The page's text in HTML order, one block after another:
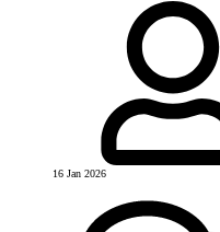
16 Jan 2026